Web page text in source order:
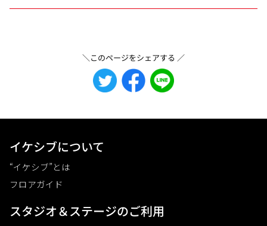
＼このページをシェアする ／
イケシブについて
“イケシブ”とは
フロアガイド
スタジオ＆ステージのご利⽤